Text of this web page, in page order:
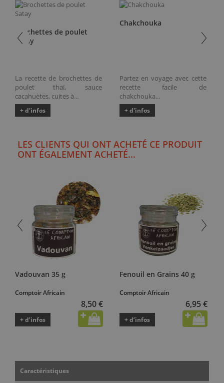
Brochettes de poulet
Satay
La recette de brochettes de
poulet thaï, sauce
cacahuètes, cuites à...
+ d'infos
Chakchouka
Partez en voyage avec cette
recette facile de
chakchouka...
+ d'infos
LES CLIENTS QUI ONT ACHETÉ CE PRODUIT
ONT ÉGALEMENT ACHETÉ...
Vadouvan 35 g
Comptoir Africain
8,50 €
+ d’infos
Fenouil en Grains 40 g
Comptoir Africain
6,95 €
+ d’infos
Caractéristiques